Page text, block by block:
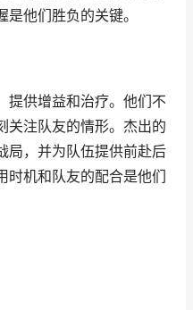
他们胜负的关键。
提供增益和治疗。他们不
关注队友的情形。杰出的
局，并为队伍提供前赴后
时机和队友的配合是他们